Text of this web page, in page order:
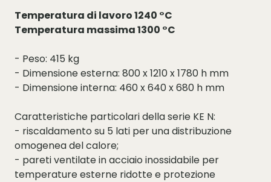
Temperatura di lavoro 1240 °C
Temperatura massima 1300 °C
- Peso: 415 kg
- Dimensione esterna: 800 x 1210 x 1780 h mm
- Dimensione interna: 460 x 640 x 680 h mm
Caratteristiche particolari della serie KE N:
- riscaldamento su 5 lati per una distribuzione
omogenea del calore;
- pareti ventilate in acciaio inossidabile per
temperature esterne ridotte e protezione